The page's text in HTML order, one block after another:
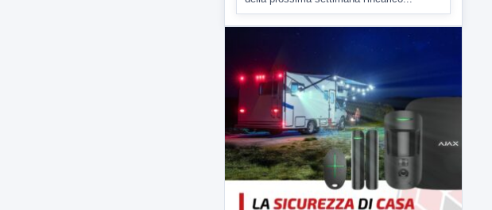
▶
7 AGOSTO 2026 CRONACA
Malore o aggressione? Sarà
l'autopsia a chiarire il giallo di Villa
Adriana